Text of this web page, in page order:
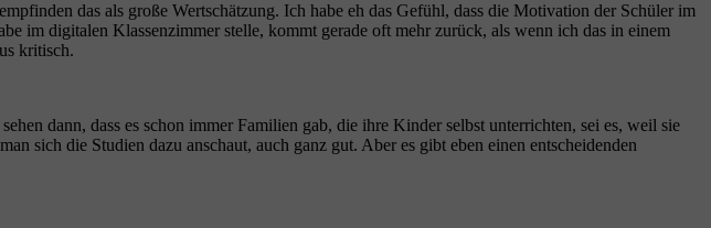
das als große Wertschätzung. Ich habe eh das Gefühl, dass die Motivation der Schüler im
im digitalen Klassenzimmer stelle, kommt gerade oft mehr zurück, als wenn ich das in einem
kritisch.
dann, dass es schon immer Familien gab, die ihre Kinder selbst unterrichten, sei es, weil sie
sich die Studien dazu anschaut, auch ganz gut. Aber es gibt eben einen entscheidenden